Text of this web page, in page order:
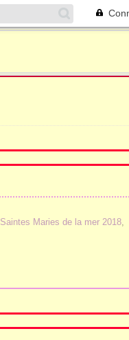
Saintes Maries de la mer 2018,